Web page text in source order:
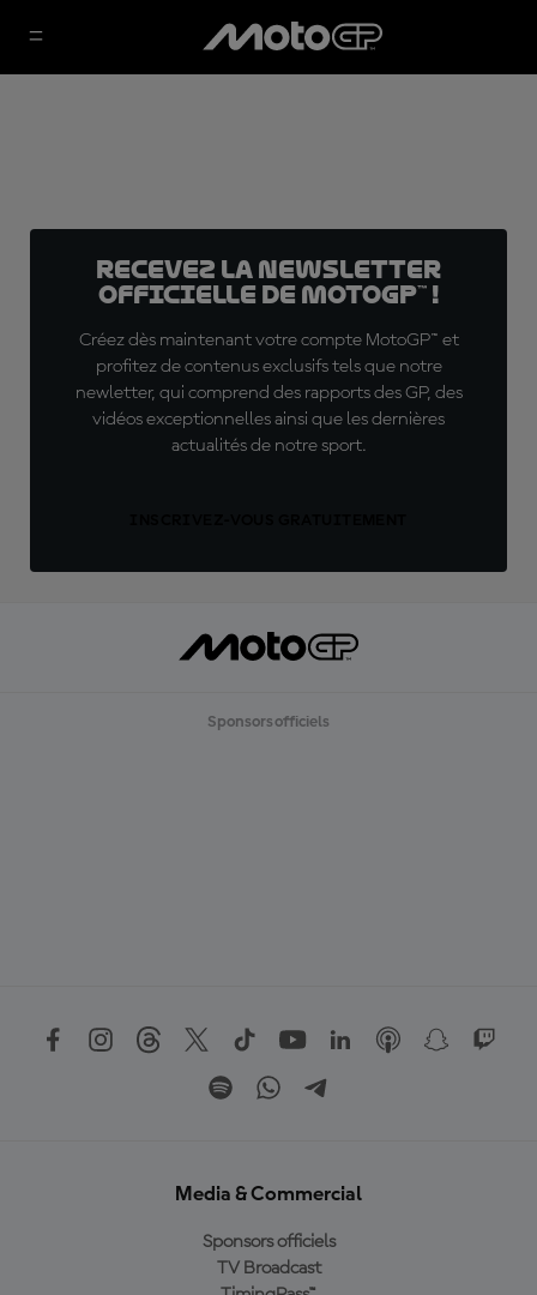
Recevez la Newsletter
officielle de MotoGP™ !
Créez dès maintenant votre compte MotoGP™ et
profitez de contenus exclusifs tels que notre
newletter, qui comprend des rapports des GP, des
vidéos exceptionnelles ainsi que les dernières
actualités de notre sport.
Sponsors officiels
Media & Commercial
Sponsors officiels
TV Broadcast